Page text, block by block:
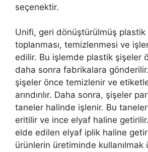
seçenektir.
Unifi, geri dönüştürülmüş plastik
toplanması, temizlenmesi ve
edilir. Bu işlemde plastik şişeler
daha sonra fabrikalara
şişeler önce temizlenir ve
arındırılır. Daha sonra, şişeler
taneler halinde işlenir. Bu
eritilir ve ince elyaf haline
elde edilen elyaf iplik haline
ürünlerin üretiminde kullanılmak